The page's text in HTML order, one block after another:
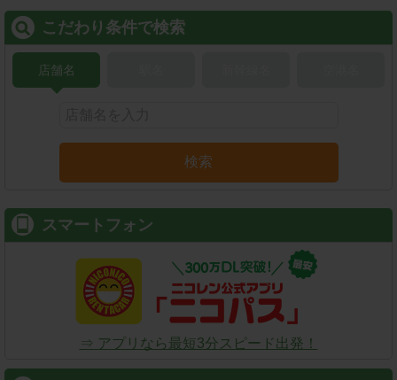
こだわり条件で検索
店舗名
検索
スマートフォン
⇒ アプリなら最短3分スピード出発！